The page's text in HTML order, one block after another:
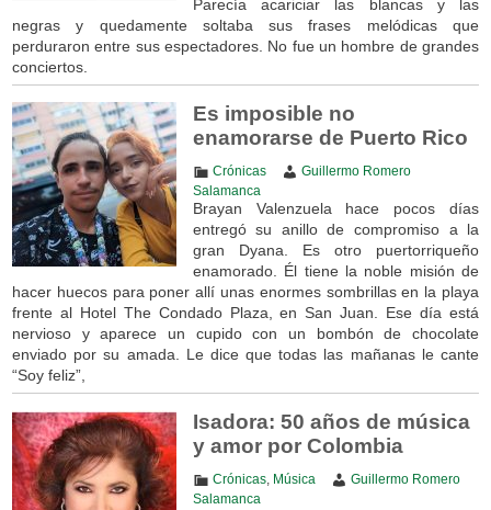
Parecía acariciar las blancas y las
negras y quedamente soltaba sus frases melódicas que
perduraron entre sus espectadores. No fue un hombre de grandes
conciertos.
Es imposible no
enamorarse de Puerto Rico
Crónicas
Guillermo Romero
Salamanca
Brayan Valenzuela hace pocos días
entregó su anillo de compromiso a la
gran Dyana. Es otro puertorriqueño
enamorado. Él tiene la noble misión de
hacer huecos para poner allí unas enormes sombrillas en la playa
frente al Hotel The Condado Plaza, en San Juan. Ese día está
nervioso y aparece un cupido con un bombón de chocolate
enviado por su amada. Le dice que todas las mañanas le cante
“Soy feliz”,
Isadora: 50 años de música
y amor por Colombia
Crónicas, Música
Guillermo Romero
Salamanca